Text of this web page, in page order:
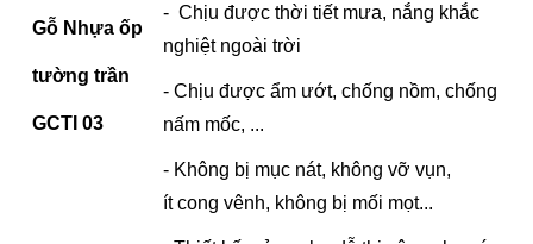
Gỗ Nhựa ốp
tường trần
GCTI 03
- Chịu được thời tiết mưa, nắng khắc
nghiệt ngoài trời
- Chịu được ẩm ướt, chống nồm, chống
nấm mốc, ...
- Không bị mục nát, không vỡ vụn,
ít cong vênh, không bị mối mọt...